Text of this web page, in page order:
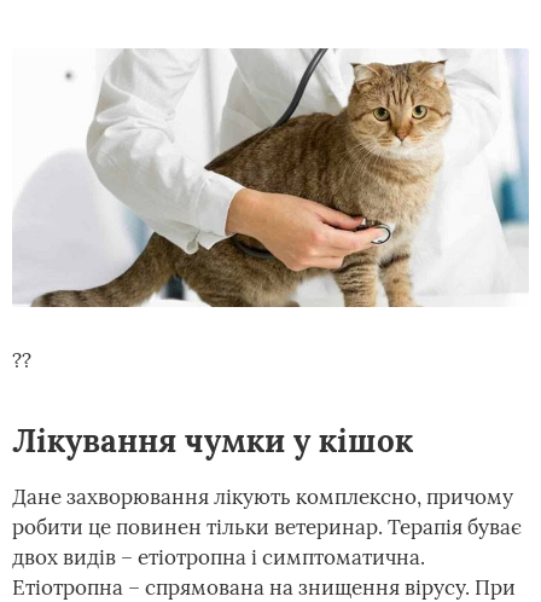
??
Лікування чумки у кішок
Дане захворювання лікують комплексно, причому
робити це повинен тільки ветеринар. Терапія буває
двох видів – етіотропна і симптоматична.
Етіотропна – спрямована на знищення вірусу. При